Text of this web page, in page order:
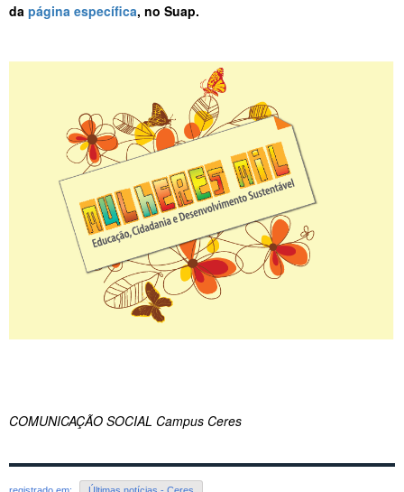
da página específica, no Suap.
COMUNICAÇÃO SOCIAL Campus Ceres